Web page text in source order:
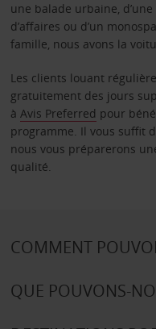
une balade urbaine,
d’affaires ou d’un
famille, nous avons la
Les clients louant
gratuitement des jours
à Avis Preferred pour
programme. Il vous suffit
nous vous préparerons
qualité.
COMMENT
QUE POUVONS-